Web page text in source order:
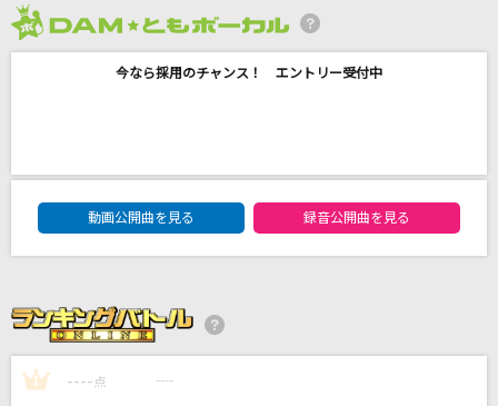
チェリー
SunSet Swish
エロティカ・セブン EROTICA SEVEN
今なら採用のチャンス！ エントリー受付中
DAM★ともボーカルエントリーランキング
動画公開曲を見る
録音公開曲を見る
1 ---- 点 ----